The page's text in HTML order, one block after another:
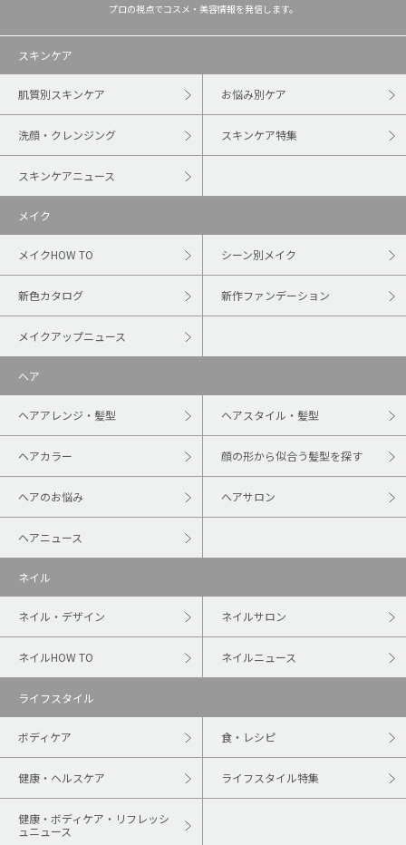
プロの視点でコスメ・美容情報を発信します。
スキンケア
肌質別スキンケア お悩み別ケア
洗顔・クレンジング スキンケア特集
スキンケアニュース
メイク
メイクHOW TO シーン別メイク
新色カタログ 新作ファンデーション
メイクアップニュース
ヘア
ヘアアレンジ・髪型 ヘアスタイル・髪型
ヘアカラー 顔の形から似合う髪型を探す
ヘアのお悩み ヘアサロン
ヘアニュース
ネイル
ネイル・デザイン ネイルサロン
ネイルHOW TO ネイルニュース
ライフスタイル
ボディケア 食・レシピ
健康・ヘルスケア ライフスタイル特集
健康・ボディケア・リフレッシ
ュニュース